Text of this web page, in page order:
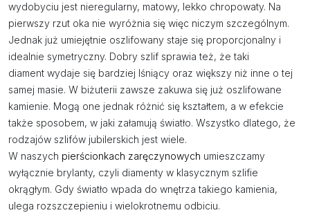
wydobyciu jest nieregularny, matowy, lekko chropowaty. Na
pierwszy rzut oka nie wyróżnia się więc niczym szczególnym.
Jednak już umiejętnie oszlifowany staje się proporcjonalny i
idealnie symetryczny. Dobry szlif sprawia też, że taki
diament wydaje się bardziej lśniący oraz większy niż inne o tej
samej masie. W biżuterii zawsze zakuwa się już oszlifowane
kamienie. Mogą one jednak różnić się kształtem, a w efekcie
także sposobem, w jaki załamują światło. Wszystko dlatego, że
rodzajów szlifów jubilerskich jest wiele.
W naszych pierścionkach zaręczynowych umieszczamy
wyłącznie brylanty, czyli diamenty w klasycznym szlifie
okrągłym. Gdy światło wpada do wnętrza takiego kamienia,
ulega rozszczepieniu i wielokrotnemu odbiciu.